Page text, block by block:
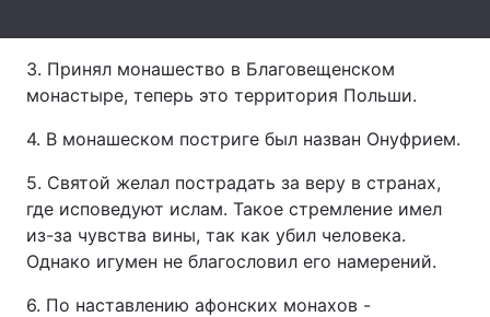
Цікавинки Погода
Відео з Youtube Статті
3. Принял монашество в Благовещенском
монастыре, теперь это территория Польши.
4. В монашеском постриге был назван Онуфрием.
5. Святой желал пострадать за веру в странах,
где исповедуют ислам. Такое стремление имел
из-за чувства вины, так как убил человека.
Однако игумен не благословил его намерений.
6. По наставлению афонских монахов -